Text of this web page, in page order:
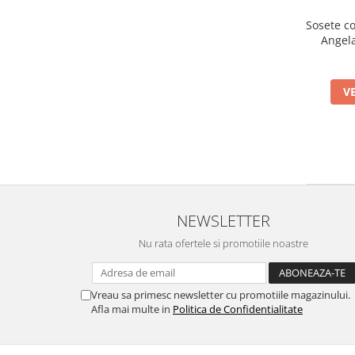
Sosete
NEWSLETTER
Nu rata ofertele si promotiile noastre
Vreau sa primesc newsletter cu promotiile magazinului.
Afla mai multe in Politica de Confidentialitate